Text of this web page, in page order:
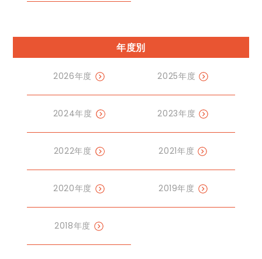
年度別
2026年度 2025年度
2024年度 2023年度
2022年度 2021年度
2020年度 2019年度
2018年度